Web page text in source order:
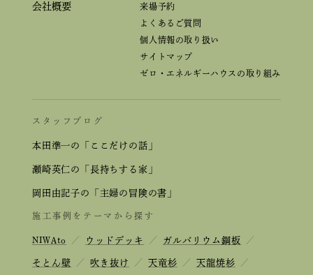
会社概要
来場予約
よくあるご質問
個人情報の取り扱い
サイトマップ
ゼロ・エネルギーハウスの取り組み
スタッフブログ
本田準一の「ここだけの話」
瀬崎英仁の「長持ちする家」
岡田由記子の「主婦の冒険の書」
施工事例をテーマから探す
NIWAto ／ ウッドデッキ ／ ガルバリウム鋼板 ／
そとん壁 ／ 吹き抜け ／ 天竜杉 ／ 天龍焼杉 ／